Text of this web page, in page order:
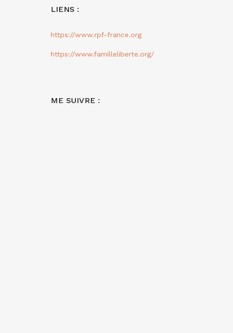
LIENS :
https://www.rpf-france.org
https://www.familleliberte.org/
ME SUIVRE :